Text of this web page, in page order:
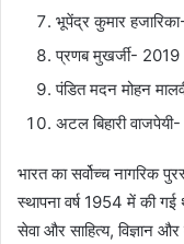
भूपेंद्र कुमार
प्रणब मुखर्जी- 2019
पंडित मदन मोहन
अटल बिहारी
भारत का सर्वोच्च नागरिक
स्थापना वर्ष 1954 में की
सेवा और साहित्य, विज्ञान